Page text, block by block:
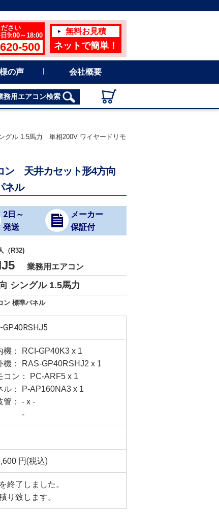
さい
9:00～18:00
500
無料お見積
ネットで簡単！
の声 会社概要
務用エアコン検索
ル 1.5馬力 単相200V ワイヤードリモ
天井カセット形4方向
ネル
2日～
発送
メーカー
保証付
（R32)
業務用エアコン
シングル 1.5馬力
ン 標準パネル
GP40RSHJ5
機： RCI-GP40K3 x 1
機： RAS-GP40RSHJ2 x 1
コン： PC-ARF5 x 1
ル： P-AP160NA3 x 1
管： - x -
円(税込)
終了しました。
り致します。